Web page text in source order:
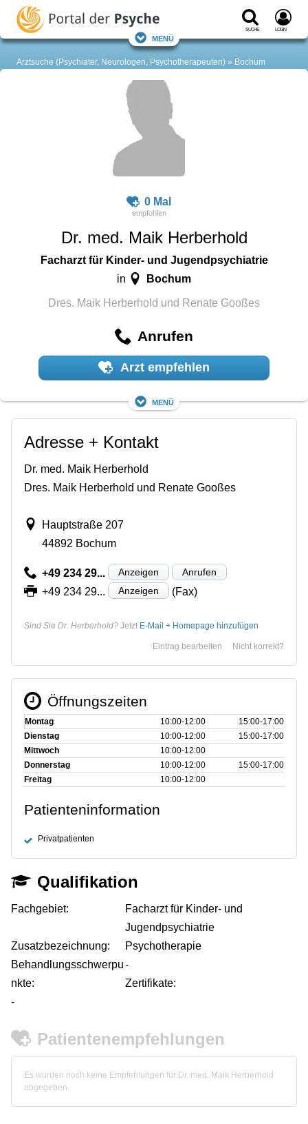
Suche Login
Menü
Arztsuche (Psychiater, Neurologen, Psychotherapeuten) Bochum
0 Mal
Dr. med. Maik Herberhold
Facharzt für Kinder- und Jugendpsychiatrie
in Bochum
Dres. Maik Herberhold und Renate Gooßes
Anrufen
Arzt empfehlen
Menü
Adresse + Kontakt
Dr. med. Maik Herberhold
Dres. Maik Herberhold und Renate Gooßes
Hauptstraße 207
44892 Bochum
+49 234 29... Anzeigen Anrufen
+49 234 29... Anzeigen (Fax)
Sind Sie Dr. Herberhold? Jetzt E-Mail + Homepage hinzufügen
Nicht korrekt?
Eintrag bearbeiten
Öffnungszeiten
Montag 10:00‑12:00
15:00‑17:00
Dienstag
10:00‑12:00
15:00‑17:00
Mittwoch
10:00‑12:00
Donnerstag
10:00‑12:00
15:00‑17:00
Freitag
10:00‑12:00
Patienteninformation
Privatpatienten
Qualifikation
Fachgebiet:
Facharzt für Kinder- und
Jugendpsychiatrie
Zusatzbezeichnung:
Psychotherapie
Behandlungsschwerpu
nkte:
-
Zertifikate:
-
Patientenempfehlungen
Es wurden noch keine Empfehlungen für Dr. med. Maik Herberhold
abgegeben.